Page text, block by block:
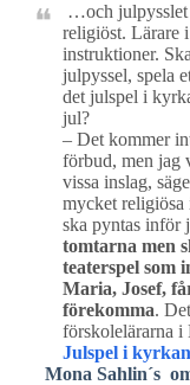
…och julpysslet
religiöst. Lärare
instruktioner.
julpyssel, spela
det julspel i
jul?
– Det kommer
förbud, men jag
vissa inslag,
mycket
ska pyntas inför
tomtarna men
teaterspel som
Maria, Josef,
förekomma.
förskolelärarna i
Julspel i
Mona Sahlin´s